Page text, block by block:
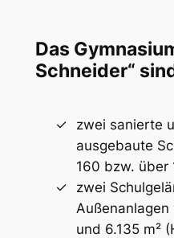
Das
Schneider“
zwei sanierte
ausgebaute
160 bzw. über
zwei
Außenanlagen
und 6.135 m²